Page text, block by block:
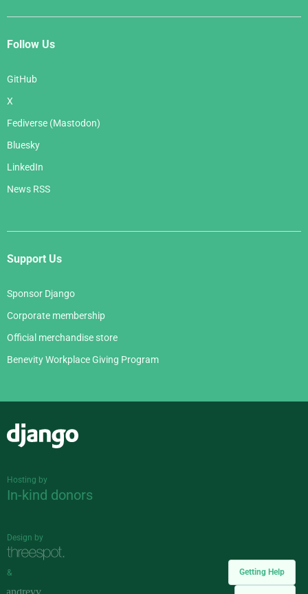
Getting Help
Follow Us
GitHub
X
Fediverse (Mastodon)
Bluesky
LinkedIn
News RSS
Support Us
Sponsor Django
Corporate membership
Official merchandise store
Benevity Workplace Giving Program
Hosting by
In-kind donors
Design by
&